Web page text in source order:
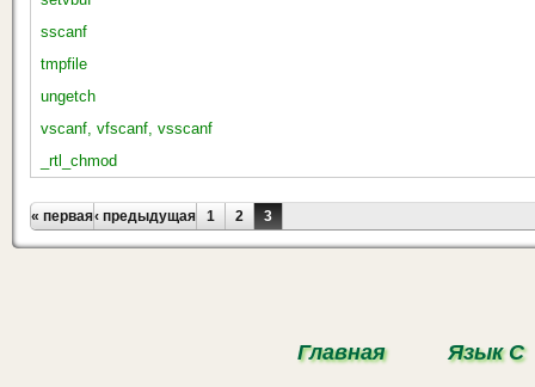
sscanf
tmpfile
ungetch
vscanf, vfscanf, vsscanf
_rtl_chmod
Страницы
« первая‹ предыдущая 1 2 3
Главная Язык С